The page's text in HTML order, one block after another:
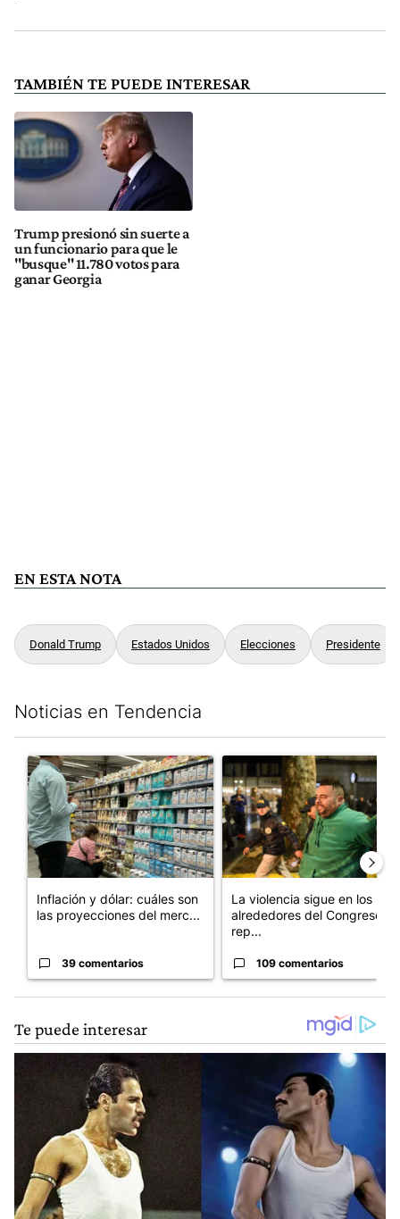
TAMBIÉN TE PUEDE INTERESAR
Trump presionó sin suerte a
un funcionario para que le
"busque" 11.780 votos para
ganar Georgia
EN ESTA NOTA
Donald Trump Estados Unidos Elecciones Presidente
Noticias en Tendencia
Un artículo de tendencia con el título "Inflación y dólar: cuáles
Inflación y dólar: cuáles son
las proyecciones del merc...
39 comentarios
Un artículo de tendencia con
La violencia sigue en los
alrededores del Congreso:
rep...
109 comentarios